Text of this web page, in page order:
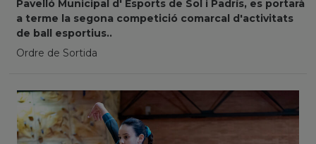
Pavelló Municipal d' Esports de Sol i Padrís, es portarà
a terme la segona competició comarcal d'activitats
de ball esportius..
Ordre de Sortida